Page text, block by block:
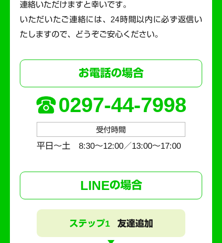
連絡いただけますと幸いです。
いただいたご連絡には、24時間以内に必ず返信い
たしますので、どうぞご安心ください。
お電話の場合
0297-44-7998
受付時間
平日～土 8:30〜12:00／13:00〜17:00
LINEの場合
ステップ1 友達追加